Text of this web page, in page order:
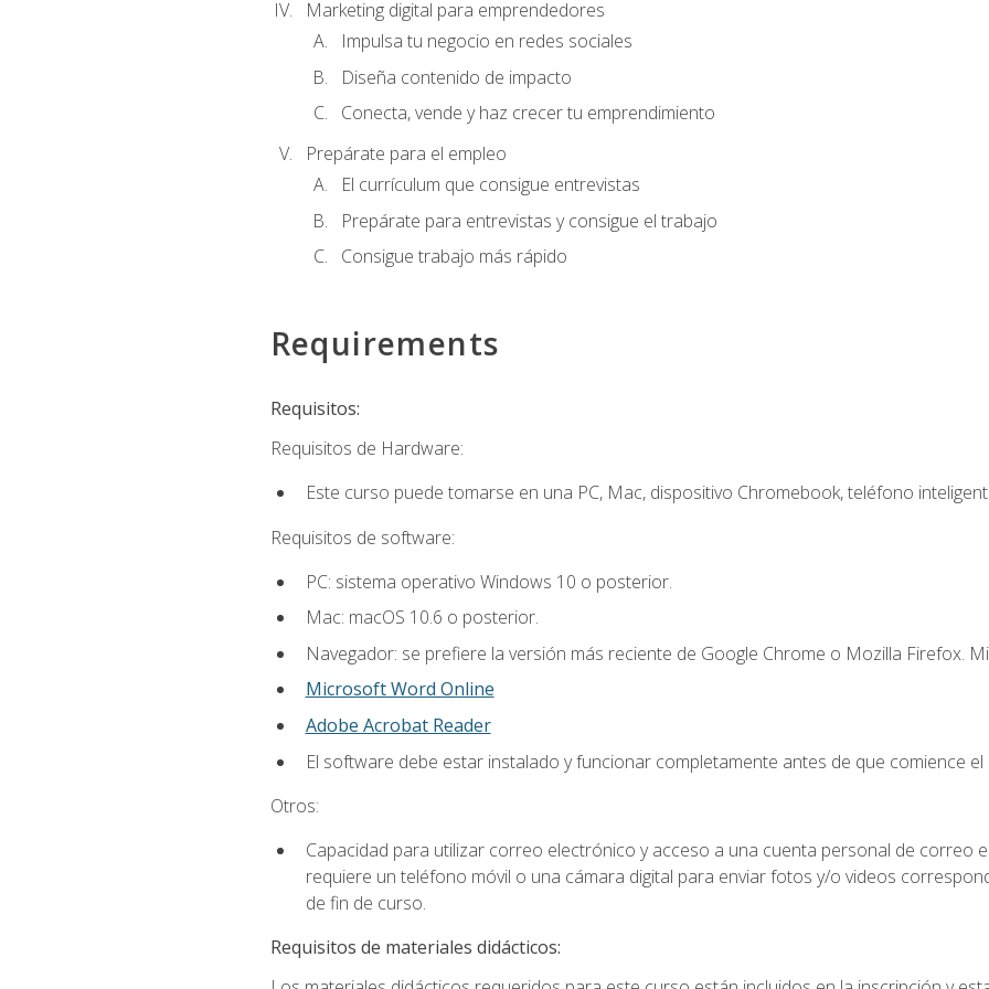
Marketing digital para emprendedores
Impulsa tu negocio en redes sociales
Diseña contenido de impacto
Conecta, vende y haz crecer tu emprendimiento
Prepárate para el empleo
El currículum que consigue entrevistas
Prepárate para entrevistas y consigue el trabajo
Consigue trabajo más rápido
Requirements
Requisitos:
Requisitos de Hardware:
Este curso puede tomarse en una PC, Mac, dispositivo Chromebook, teléfono
Requisitos de software:
PC: sistema operativo Windows 10 o posterior.
Mac: macOS 10.6 o posterior.
Navegador: se prefiere la versión más reciente de Google Chrome o Mozilla Firefox.
Microsoft Word Online
Adobe Acrobat Reader
El software debe estar instalado y funcionar completamente antes de que comience el
Otros:
Capacidad para utilizar correo electrónico y acceso a una cuenta personal de correo
requiere un teléfono móvil o una cámara digital para enviar fotos y/o videos
de fin de curso.
Requisitos de materiales didácticos: